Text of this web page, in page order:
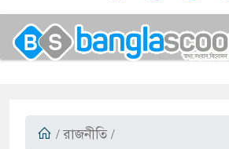
/ রাজনীতি /